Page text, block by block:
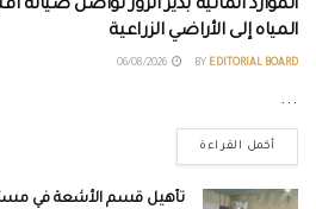
الموارد المائية بدير الزور تواصل
المياه إلى الأراضي الزراعية
BY EDITORIAL BOARD
...
أكمل القراءة
تأهيل قسم الأشعة في